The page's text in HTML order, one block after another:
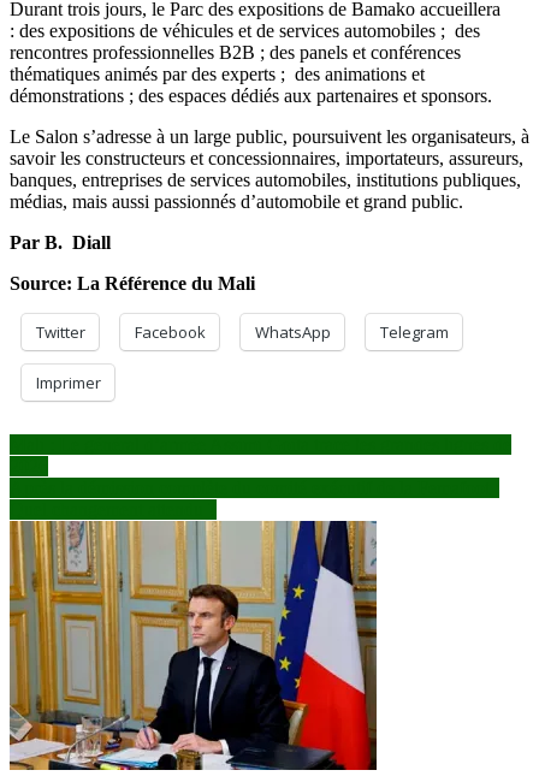
Durant trois jours, le Parc des expositions de Bamako accueillera
: des expositions de véhicules et de services automobiles ; des
rencontres professionnelles B2B ; des panels et conférences
thématiques animés par des experts ; des animations et
démonstrations ; des espaces dédiés aux partenaires et sponsors.
Le Salon s’adresse à un large public, poursuivent les organisateurs, à
savoir les constructeurs et concessionnaires, importateurs, assureurs,
banques, entreprises de services automobiles, institutions publiques,
médias, mais aussi passionnés d’automobile et grand public.
Par B. Diall
Source: La Référence du Mali
Twitter Facebook WhatsApp Telegram
Imprimer
Navigation
de
l’article